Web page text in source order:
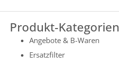
Produkt-Kategorien
Angebote & B-Waren
Ersatzfilter